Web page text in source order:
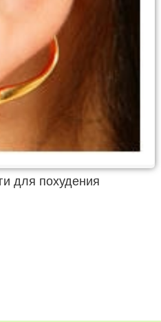
для похудения